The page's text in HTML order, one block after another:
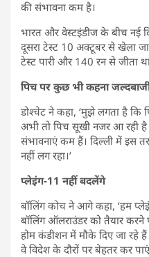
की संभावना कम है।
भारत और वेस्टइंडीज के बीच नई
दूसरा टेस्ट 10 अक्टूबर से खेला
टेस्ट पारी और 140 रन से जीता
पिच पर कुछ भी कहना
डोश्चेट ने कहा, ‘मुझे लगता है कि
अभी तो पिच सूखी नजर आ रही
संभावनाएं कम हैं। दिल्ली में इस
नहीं लग रहा।’
प्लेइंग-11 नहीं बदलेंगे
बॉलिंग कोच ने आगे कहा, ‘हम
बॉलिंग ऑलराउंडर को तैयार करने
होम कंडीशन में मौके दिए जा रहे
वे विदेश के दौरों पर बेहतर कर